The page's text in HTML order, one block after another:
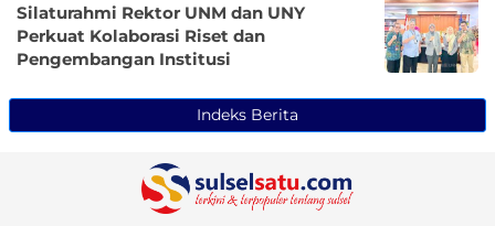
Silaturahmi Rektor UNM dan UNY
Perkuat Kolaborasi Riset dan
Pengembangan Institusi
Indeks Berita